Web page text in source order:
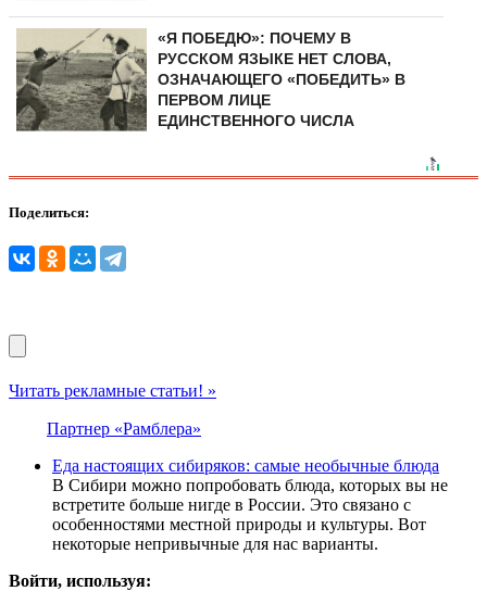
«Я ПОБЕДЮ»: ПОЧЕМУ В
РУССКОМ ЯЗЫКЕ НЕТ СЛОВА,
ОЗНАЧАЮЩЕГО «ПОБЕДИТЬ» В
ПЕРВОМ ЛИЦЕ
ЕДИНСТВЕННОГО ЧИСЛА
Поделиться:
Читать рекламные статьи! »
Партнер «Рамблера»
Еда настоящих сибиряков: самые необычные блюда
В Сибири можно попробовать блюда, которых вы не
встретите больше нигде в России. Это связано с
особенностями местной природы и культуры. Вот
некоторые непривычные для нас варианты.
Войти, используя: